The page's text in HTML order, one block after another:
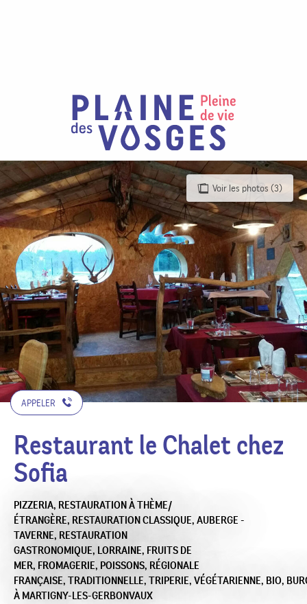
Voir les photos (3)
APPELER
Restaurant le Chalet chez
Sofia
PIZZERIA, RESTAURATION À THÈME/
ÉTRANGÈRE, RESTAURATION CLASSIQUE, AUBERGE -
TAVERNE, RESTAURATION
GASTRONOMIQUE, LORRAINE, FRUITS DE
MER, FROMAGERIE, POISSONS, RÉGIONALE
FRANÇAISE, TRADITIONNELLE, TRIPERIE, VÉGÉTARIENNE, BIO,
À MARTIGNY-LES-GERBONVAUX